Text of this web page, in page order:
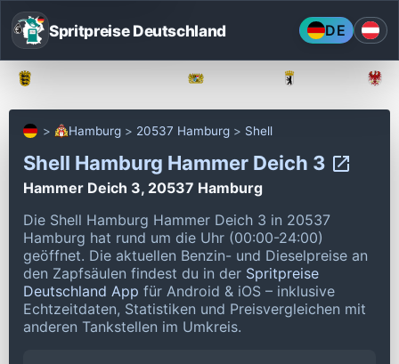
Spritpreise Deutschland DE
Hamburg 20537 Hamburg Shell
Shell Hamburg Hammer Deich 3
Hammer Deich 3, 20537 Hamburg
Die Shell Hamburg Hammer Deich 3 in 20537
Hamburg hat rund um die Uhr (00:00-24:00)
geöffnet. Die aktuellen Benzin- und Dieselpreise an
den Zapfsäulen findest du in der Spritpreise
Deutschland App für Android & iOS – inklusive
Echtzeitdaten, Statistiken und Preisvergleichen mit
anderen Tankstellen im Umkreis.